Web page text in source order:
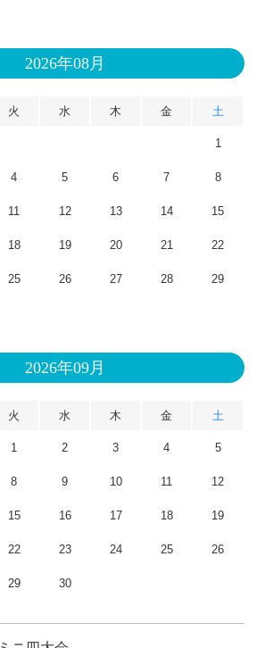
2026年08月
火 水 木 金 土
1
4 5 6 7 8
11 12 13 14 15
18 19 20 21 22
25 26 27 28 29
2026年09月
火 水 木 金 土
1 2 3 4 5
8 9 10 11 12
15 16 17 18 19
22 23 24 25 26
29 30